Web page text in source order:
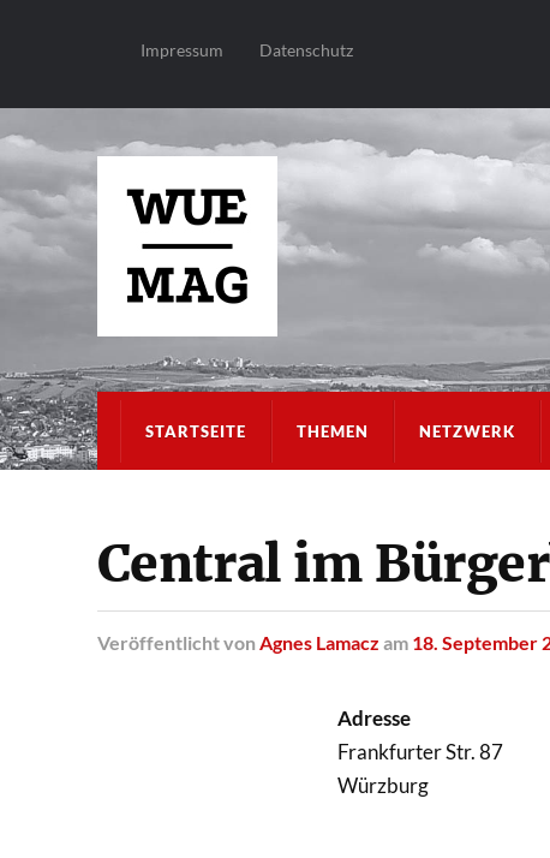
Impressum Datenschutz
STARTSEITE THEMEN NETZWERK
Central im
Veröffentlichtvon Agnes Lamacz am 18. September
Adresse
Frankfurter Str. 87
Würzburg